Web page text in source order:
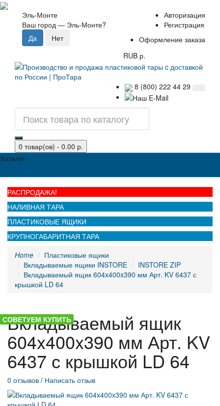
Эль-Монте
Ваш город — Эль-Монте?
Авторизация
Регистрация
Оформление заказа
RUB р.
8 (800) 222 44 29
0 товар(ов) - 0.00 р.
Каталог
РАСПРОДАЖА!
НАЛИВНАЯ ТАРА
ПЛАСТИКОВЫЕ ЯЩИКИ
КРУПНОГАБАРИТНАЯ ТАРА
Home
Пластиковые ящики
Вкладываемые ящики INSTORE
INSTORE ZIP
Вкладываемый ящик 604x400x390 мм Арт. KV 6437 с
крышкой LD 64
Вкладываемый ящик
604x400x390 мм Арт. KV
6437 с крышкой LD 64
0 отзывов / Написать отзыв
ХИТ
РЕКОМЕНДУЕМ
СОВЕТУЕМ КУПИТЬ